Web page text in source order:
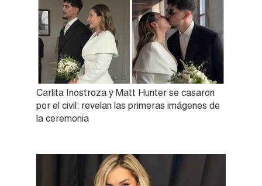
Carlita Inostroza y Matt Hunter se casaron
por el civil: revelan las primeras imágenes de
la ceremonia